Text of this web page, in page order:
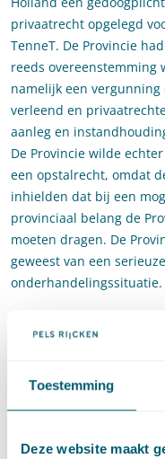
Toestemming
Deze website maakt
privaatrecht opgelegd
TenneT. De Provincie
reeds overeenstemming
namelijk een
verleend en
aanleg en
De Provincie wilde
een opstalrecht, omdat
inhielden dat bij een
provinciaal belang de
moeten dragen. De
geweest van een
onderhandelingssituatie.
vergunningstelsel op
dat TenneT de percelen
leveringszekerheid kan